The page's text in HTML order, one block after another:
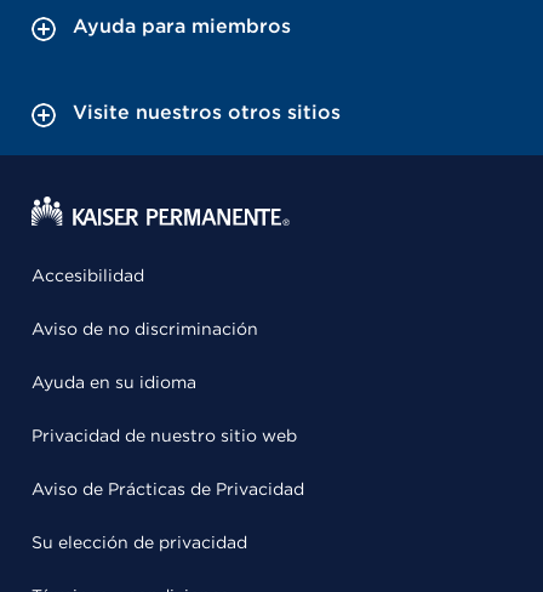
Ayuda para miembros
Visite nuestros otros sitios
Accesibilidad
Aviso de no discriminación
Ayuda en su idioma
Privacidad de nuestro sitio web
Aviso de Prácticas de Privacidad
Su elección de privacidad